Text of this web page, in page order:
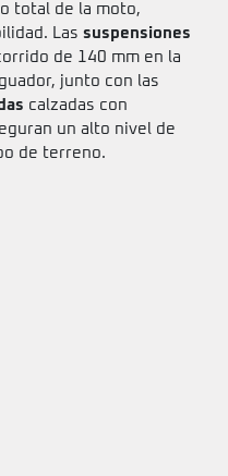
total de la moto,
Las suspensiones
de 140 mm en la
junto con las
calzadas con
un alto nivel de
de terreno.